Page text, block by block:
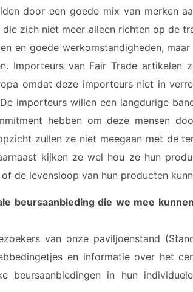
door een goede mix van merken
die zich niet meer alleen richten op de
en goede werkomstandigheden,
Importeurs van Fair Trade artikelen
omdat deze importeurs niet in
importeurs willen een langdurige
hebben om deze mensen
zullen ze niet meegaan met de
kijken ze wel hou ze hun
de levensloop van hun producten
beursaanbieding die we mee
van onze paviljoenstand
en informatie over het
beursaanbiedingen in hun